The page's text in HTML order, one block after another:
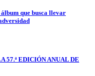
que busca llevar
57.ª EDICIÓN ANUAL DE